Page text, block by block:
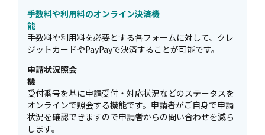
手数料や利用料のオンライン決済機
手数料や利用料を必要とする各フォームに対して、クレ
ジットカードやPayPayで決済することが可能です。
申請状況照会
受付番号を基に申請受付・対応状況などのステータスを
オンラインで照会する機能です。申請者がご自身で申請
状況を確認できますので申請者からの問い合わせを減ら
します。